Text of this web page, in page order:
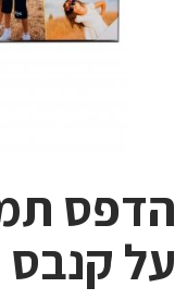
הדפס
על קנבס